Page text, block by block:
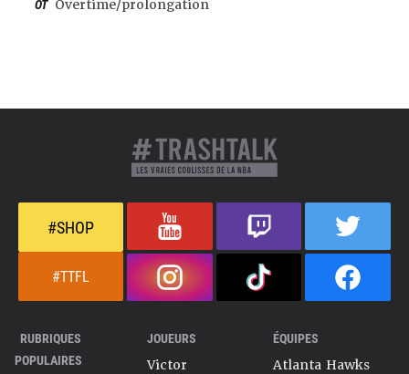
OT Overtime/prolongation
#SHOP
#TTFL
RUBRIQUES
POPULAIRES
JOUEURS
Victor
ÉQUIPES
Atlanta Hawks